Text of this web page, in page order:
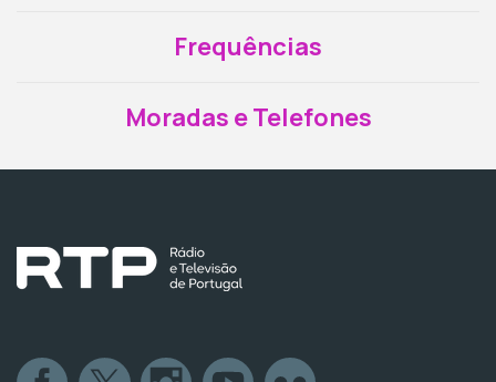
Frequências
Moradas e Telefones